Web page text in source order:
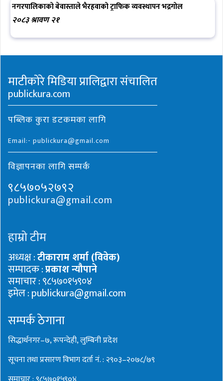
नगरपालिकाको बेवास्ताले भैरहवाको ट्राफिक व्यवस्थापन भद्रगोल
२०८३ श्रावण २१
माटीकोरे मिडिया प्रालिद्वारा संचालित
publickura.com
पब्लिक कुरा डटकमका लागि
Email:- publickura@gmail.com
विज्ञापनका लागि सम्पर्क
९८५७०५२७९२
publickura@gmail.com
हाम्रो टीम
अध्यक्ष :टीकाराम शर्मा (विवेक)
सम्पादक :प्रकाश न्यौपाने
समाचार : ९८५७०१५९०४
इमेल : publickura@gmail.com
सम्पर्क ठेगाना
सिद्धार्थनगर–७, रूपन्देही, लुम्बिनी प्रदेश
सूचना तथा प्रसारण विभाग दर्ता नं. : २९०३–२०७८/७९